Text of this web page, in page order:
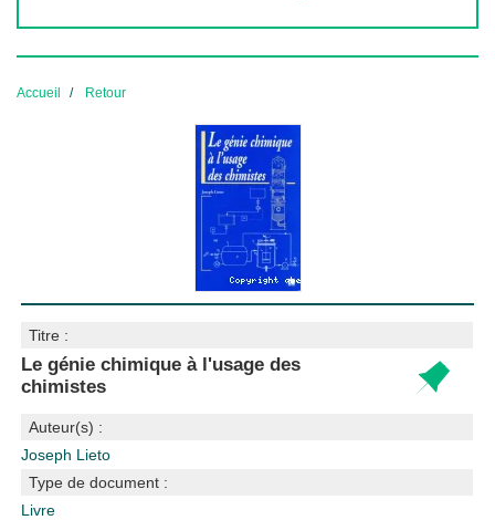
Accueil Retour
Titre :
Le génie chimique à l'usage des
chimistes
Auteur(s) :
Joseph Lieto
Type de document :
Livre